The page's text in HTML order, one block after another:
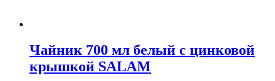
Чайник 700 мл белый с цинковой
крышкой SALAM